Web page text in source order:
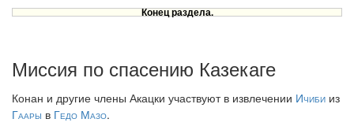
Конец раздела.
Миссия по спасению Казекаге
Конан и другие члены Акацки участвуют в извлечении Ичиби из
Гаары в Гедо Мазо.